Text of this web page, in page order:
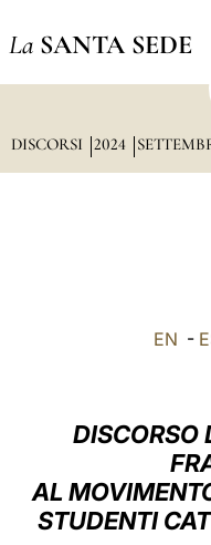
La SANTA SEDE
DISCORSI 2024
EN -
DISCORSO
AL
STUDENTI